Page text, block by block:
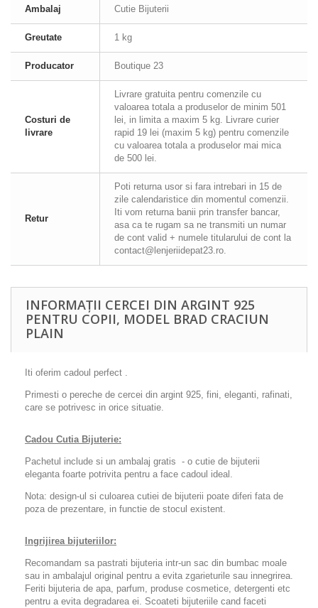
Ambalaj Cutie Bijuterii
Greutate 1 kg
Producator Boutique 23
Costuri de
livrare
Livrare gratuita pentru comenzile cu
valoarea totala a produselor de minim 501
lei, in limita a maxim 5 kg. Livrare curier
rapid 19 lei (maxim 5 kg) pentru comenzile
cu valoarea totala a produselor mai mica
de 500 lei.
Retur
Poti returna usor si fara intrebari in 15 de
zile calendaristice din momentul comenzii.
Iti vom returna banii prin transfer bancar,
asa ca te rugam sa ne transmiti un numar
de cont valid + numele titularului de cont la
contact@lenjeriidepat23.ro.
INFORMAȚII CERCEI DIN ARGINT 925
PENTRU COPII, MODEL BRAD CRACIUN
PLAIN
Iti oferim cadoul perfect .
Primesti o pereche de cercei din argint 925, fini, eleganti, rafinati,
care se potrivesc in orice situatie.
Cadou Cutia Bijuterie:
Pachetul include si un ambalaj gratis - o cutie de bijuterii
eleganta foarte potrivita pentru a face cadoul ideal.
Nota: design-ul si culoarea cutiei de bijuterii poate diferi fata de
poza de prezentare, in functie de stocul existent.
Ingrijirea bijuteriilor:
Recomandam sa pastrati bijuteria intr-un sac din bumbac moale
sau in ambalajul original pentru a evita zgarieturile sau innegrirea.
Feriti bijuteria de apa, parfum, produse cosmetice, detergenti etc
pentru a evita degradarea ei. Scoateti bijuteriile cand faceti